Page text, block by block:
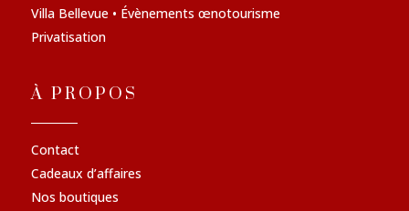
Villa Bellevue • Évènements œnotourisme
Privatisation
À PROPOS
Contact
Cadeaux d’affaires
Nos boutiques